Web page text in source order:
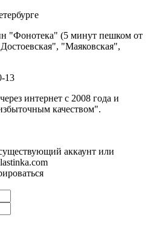
"Фонотека" (5 минут пешком от
"Маяковская",
13
интернет c 2008 года и
качеством".
аккаунт или